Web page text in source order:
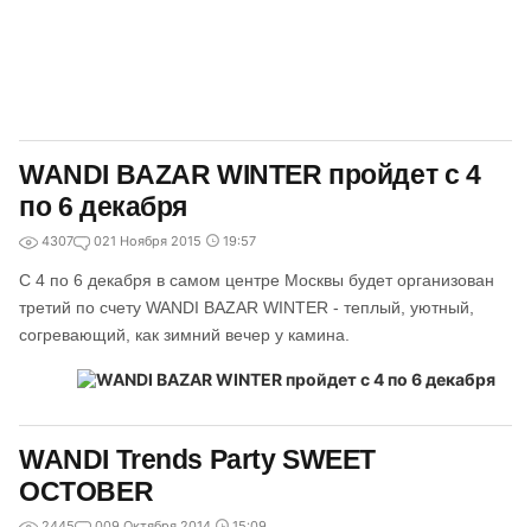
WANDI BAZAR WINTER пройдет с 4
по 6 декабря
4307 021 Ноября 2015 19:57
С 4 по 6 декабря в самом центре Москвы будет организован
третий по счету WANDI BAZAR WINTER - теплый, уютный,
согревающий, как зимний вечер у камина.
WANDI Trends Party SWEET
OCTOBER